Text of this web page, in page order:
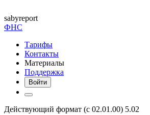
sabyreport
ФНС
Тарифы
Контакты
Материалы
Поддержка
Войти
Действующий формат (с 02.01.00) 5.02